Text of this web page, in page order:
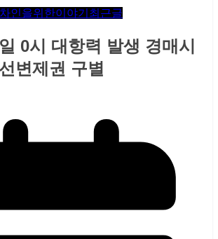
인을위한이야기 최근글
0시 대항력 발생 경매시
변제권 구별